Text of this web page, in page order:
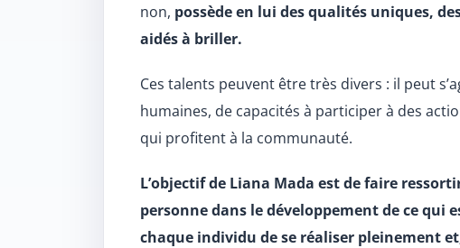
non, possède en lui des qualités uniques,
aidés à briller.
Ces talents peuvent être très divers : il peut
humaines, de capacités à participer à des
qui profitent à la communauté.
L’objectif de Liana Mada est de faire
personne dans le développement de ce qui
chaque individu de se réaliser pleinement